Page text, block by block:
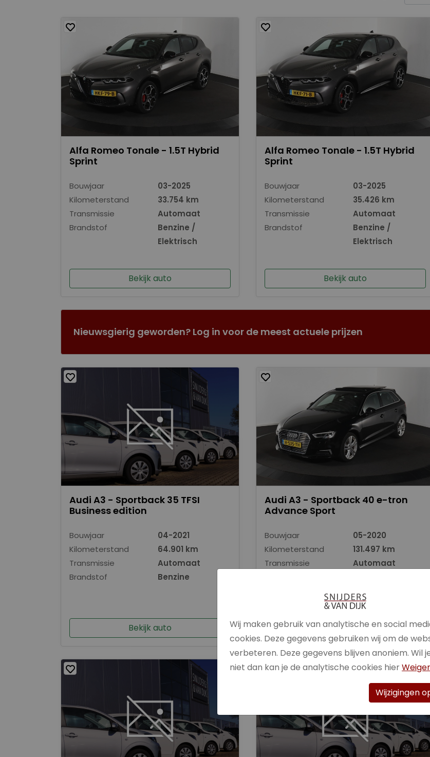
Alfa Romeo Tonale - 1.5T Hybrid
Sprint
Bouwjaar
03-2025
Kilometerstand
33.754 km
Transmissie
Automaat
Brandstof
Benzine /
Elektrisch
Bekijk auto
Alfa Romeo Tonale - 1.5T Hybrid
Sprint
Bouwjaar
03-2025
Kilometerstand
35.426 km
Transmissie
Automaat
Brandstof
Benzine /
Elektrisch
Bekijk auto
Nieuwsgierig geworden? Log in voor de meest actuele prijzen
Audi A3 - Sportback 35 TFSI
Business edition
Bouwjaar
04-2021
Kilometerstand
64.901 km
Transmissie
Automaat
Brandstof
Benzine
Bekijk auto
Audi A3 - Sportback 40 e-tron
Advance Sport
Bouwjaar
05-2020
Kilometerstand
131.497 km
Transmissie
Automaat
Elektrisch
Bekijk auto
Wij maken gebruik van analytische en social
cookies. Deze gegevens gebruiken wij om de
verbeteren. Deze gegevens blijven anoniem. Wil
niet dan kan je de analytische cookies hier
Wijzigingen